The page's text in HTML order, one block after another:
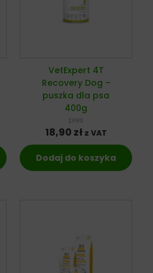
VetExpert 4T
Recovery Dog –
puszka dla psa
400g
pies
18,90 zł z VAT
Dodaj do koszyka